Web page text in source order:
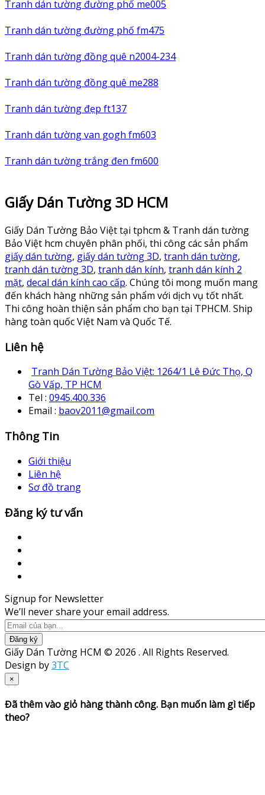
Tranh dán tường đường phố me005
Tranh dán tường đường phố fm475
Tranh dán tường đồng quê n2004-234
Tranh dán tường đồng quê me288
Tranh dán tường đẹp ft137
Tranh dán tường van gogh fm603
Tranh dán tường trắng đen fm600
Giấy Dán Tường 3D HCM
Giấy Dán Tường Bảo Việt tại tphcm & Tranh dán tường
Bảo Việt hcm chuyên phân phối, thi công các sản phẩm
giấy dán tường, giấy dán tường 3D, tranh dán tường,
tranh dán tường 3D, tranh dán kính, tranh dán kính 2
mặt, decal dán kính cao cấp. Chúng tôi mong muốn mang
đến khách hàng những sản phẩm với dịch vụ tốt nhất.
Thi công hoàn thiện sản phẩm cho bạn tại TPHCM. Ship
hàng toàn quốc Việt Nam và Quốc Tế.
Liên hệ
Tranh Dán Tường Bảo Việt: 1264/1 Lê Đức Thọ, Q
Gò Vấp, TP HCM
Tel : 0945.400.336
Email : baov2011@gmail.com
Thông Tin
Giới thiệu
Liên hệ
Sơ đồ trang
Đăng ký tư vấn
Signup for Newsletter
We’ll never share your email address.
Đăng ký
Giấy Dán Tường HCM © 2026 . All Rights Reserved.
Design by3TC
×
Đã thêm vào giỏ hàng thành công. Bạn muốn làm gì tiếp
theo?